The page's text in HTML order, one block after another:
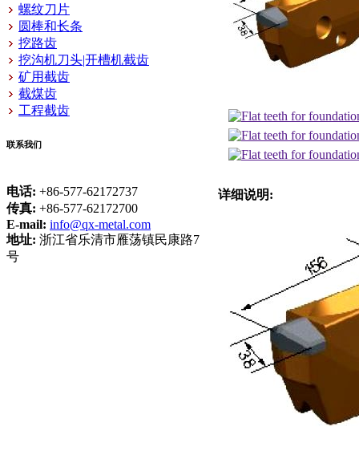
螺纹刀片
圆棒和长条
挖路齿
挖沟机刀头|开槽机截齿
矿用截齿
截煤齿
工程截齿
联系我们
电话: +86-577-62172737
传真: +86-577-62172700
E-mail: info@qx-metal.com
地址: 浙江省乐清市雁荡镇民康路7
号
详细说明: